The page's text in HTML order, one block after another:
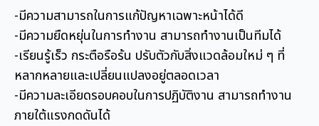
​-มีความสามารถในการแก้ปัญหาเฉพาะหน้าได้ดี
​-มีความยืดหยุ่นในการทำงาน สามารถทำงานเป็นทีมได้
​-เรียนรู้เร็ว กระตือรือร้น ปรับตัวกับสิ่งแวดล้อมใหม่ ๆ ที่
หลากหลายและเปลี่ยนแปลงอยู่ตลอดเวลา
​-มีความละเอียดรอบคอบในการปฏิบัติงาน สามารถทำงาน
ภายใต้แรงกดดันได้